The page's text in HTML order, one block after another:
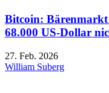
Bitcoin:
68.000 US-Dollar
27. Feb. 2026
William Suberg